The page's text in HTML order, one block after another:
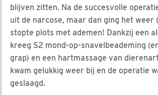
blijven zitten. Na de succesvolle
uit de narcose, maar dan ging het weer
stopte plots met ademen! Dankzij een
kreeg S2 mond-op-snavelbeademing
grap) en een hartmassage van
kwam gelukkig weer bij en de operatie
geslaagd.